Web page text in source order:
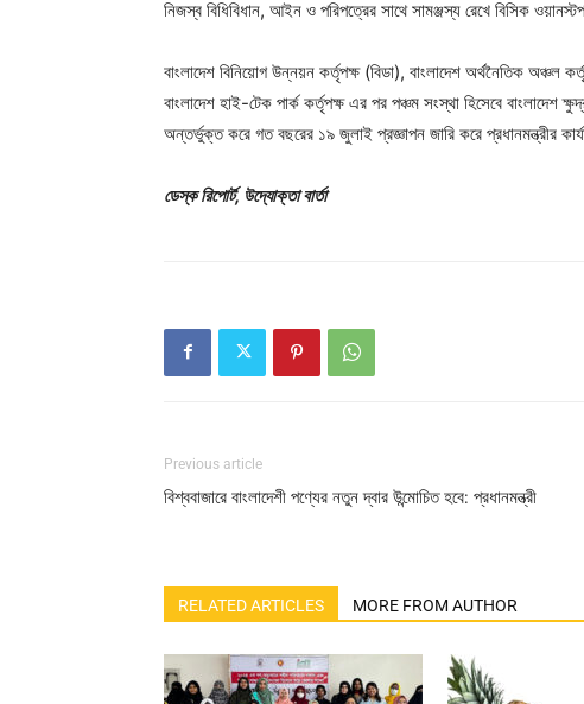
নিজস্ব বিধিবিধান, আইন ও পরিপত্রের সাথে সামঞ্জস্য রেখে বিসিক
বাংলাদেশ বিনিয়োগ উন্নয়ন কর্তৃপক্ষ (বিডা), বাংলাদেশ অর্থনৈতিক অঞ্চল
বাংলাদেশ হাই-টেক পার্ক কর্তৃপক্ষ এর পর পঞ্চম সংস্থা হিসেবে বাংলাদেশ
অন্তর্ভুক্ত করে গত বছরের ১৯ জুলাই প্রজ্ঞাপন জারি করে প্রধানমন্ত্রীর
ডেস্ক রিপোর্ট, উদ্যোক্তা বার্তা
Previous article
বিশ্ববাজারে বাংলাদেশী পণ্যের নতুন দ্বার উন্মোচিত হবে: প্রধানমন্ত্রী
RELATED ARTICLES MORE FROM AUTHOR